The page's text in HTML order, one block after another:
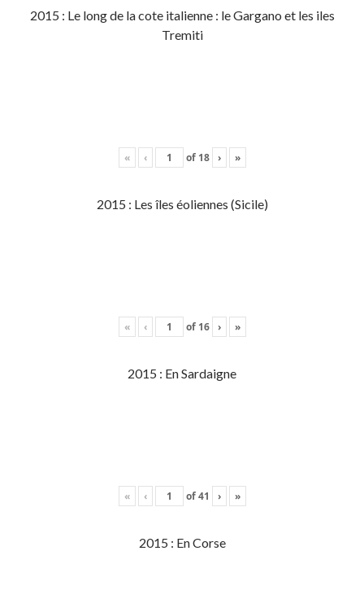
2015 : Le long de la cote italienne : le Gargano et les iles
Tremiti
« ‹ of 18 › »
2015 : Les îles éoliennes (Sicile)
« ‹ of 16 › »
2015 : En Sardaigne
« ‹ of41 › »
2015 : En Corse